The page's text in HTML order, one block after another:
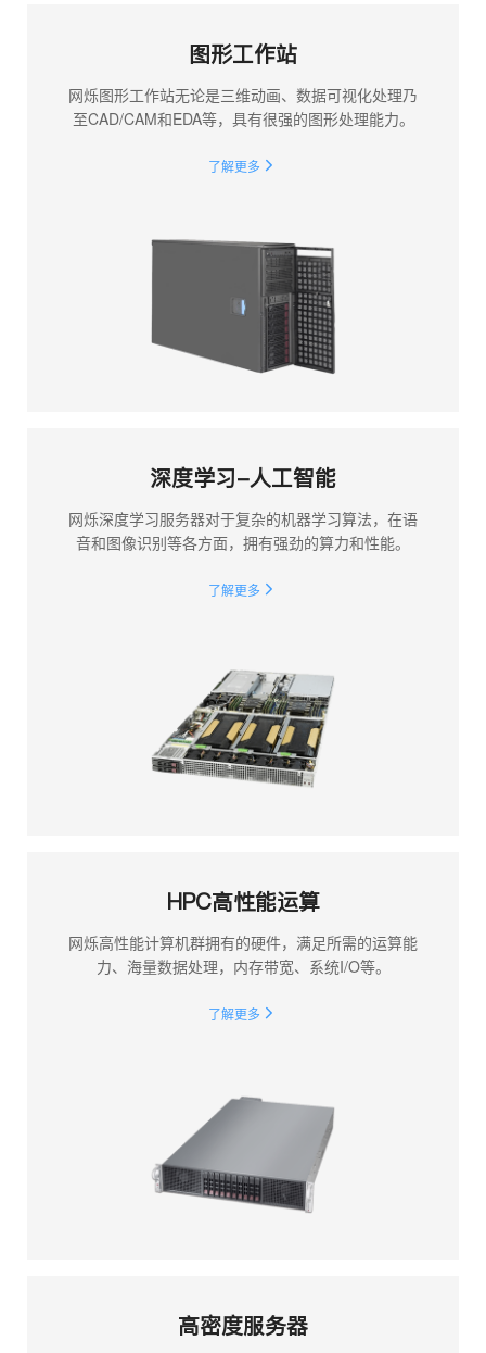
图形工作站
网烁图形工作站无论是三维动画、数据可视化处理乃
至CAD/CAM和EDA等，具有很强的图形处理能力。
了解更多
深度学习-人工智能
网烁深度学习服务器对于复杂的机器学习算法，在语
音和图像识别等各方面，拥有强劲的算力和性能。
了解更多
HPC高性能运算
网烁高性能计算机群拥有的硬件，满足所需的运算能
力、海量数据处理，内存带宽、系统I/O等。
了解更多
高密度服务器